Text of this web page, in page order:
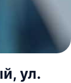
ул.